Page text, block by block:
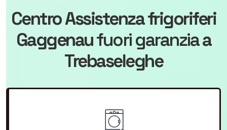
Centro Assistenza frigoriferi
Gaggenaufuori garanziaa
Trebaseleghe